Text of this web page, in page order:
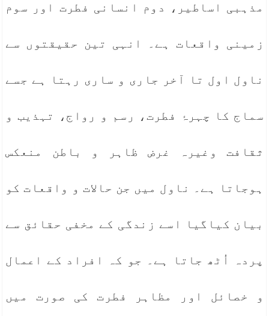
مذہبی اساطیر، دوم انسانی فطرت اور سوم
زمینی واقعات ہے۔ انہی تین حقیقتوں سے
ناول اول تا آخر جاری و ساری رہتا ہے جسے
سماج کا چہرۂ فطرت، رسم و رواج، تہذیب و
ثقافت وغیرہ غرض ظاہر و باطن منعکس
ہوجاتا ہے۔ ناول میں جن حالات و واقعات کو
بیان کیاگیا اسے زندگی کے مخفی حقائق سے
پردہ اُٹھ جاتا ہے۔ جو کہ افراد کے اعمال
و خصائل اور مظاہر فطرت کی صورت میں